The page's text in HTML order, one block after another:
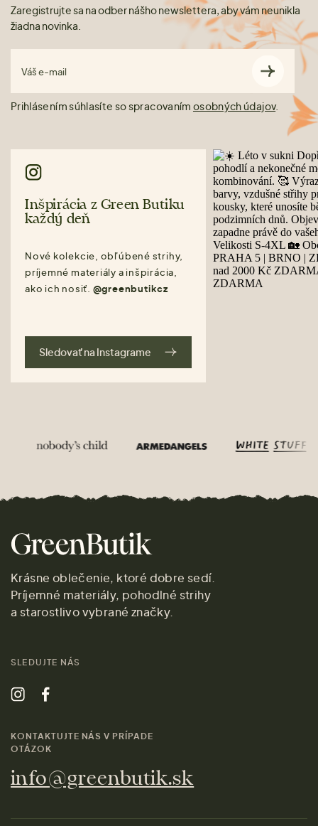
Zaregistrujte sa na odber nášho newslettera, aby vám neunikla
žiadna novinka.
Váš e-mail
Prihlásením súhlasíte so spracovaním osobných údajov.
Inšpirácia z Green Butiku
každý deň
Nové kolekcie, obľúbené strihy,
príjemné materiály a inšpirácia,
ako ich nosiť. @greenbutikcz
Sledovať na Instagrame
Krásne oblečenie, ktoré dobre sedí.
Príjemné materiály, pohodlné strihy
a starostlivo vybrané značky.
SLEDUJTE NÁS
KONTAKTUJTE NÁS V PRÍPADE
OTÁZOK
info@greenbutik.sk